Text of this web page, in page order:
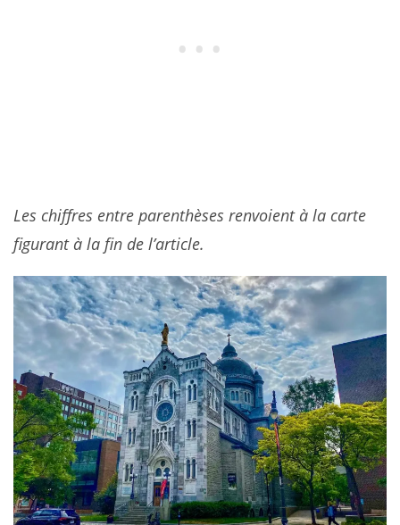
Les chiffres entre parenthèses renvoient à la carte
figurant à la fin de l’article.